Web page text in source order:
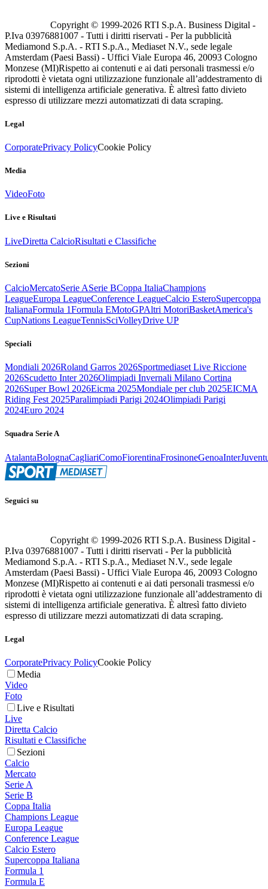
Copyright © 1999-2026 RTI S.p.A. Business Digital -
P.Iva 03976881007 - Tutti i diritti riservati - Per la pubblicità
Mediamond S.p.A. - RTI S.p.A., Mediaset N.V., sede legale
Amsterdam (Paesi Bassi) - Uffici Viale Europa 46, 20093 Cologno
Monzese (MI)Rispetto ai contenuti e ai dati personali trasmessi e/o
riprodotti è vietata ogni utilizzazione funzionale all’addestramento di
sistemi di intelligenza artificiale generativa. È altresì fatto divieto
espresso di utilizzare mezzi automatizzati di data scraping.
Legal
CorporatePrivacy PolicyCookie Policy
Media
VideoFoto
Live e Risultati
LiveDiretta CalcioRisultati e Classifiche
Sezioni
CalcioMercatoSerie ASerie BCoppa ItaliaChampions
LeagueEuropa LeagueConference LeagueCalcio EsteroSupercoppa
ItalianaFormula 1Formula EMotoGPAltri MotoriBasketAmerica's
CupNations LeagueTennisSciVolleyDrive UP
Speciali
Mondiali 2026Roland Garros 2026Sportmediaset Live Riccione
2026Scudetto Inter 2026Olimpiadi Invernali Milano Cortina
2026Super Bowl 2026Eicma 2025Mondiale per club 2025EICMA
Riding Fest 2025Paralimpiadi Parigi 2024Olimpiadi Parigi
2024Euro 2024
Squadra Serie A
AtalantaBolognaCagliariComoFiorentinaFrosinoneGenoaInter
Seguici su
Copyright © 1999-2026 RTI S.p.A. Business Digital -
P.Iva 03976881007 - Tutti i diritti riservati - Per la pubblicità
Mediamond S.p.A. - RTI S.p.A., Mediaset N.V., sede legale
Amsterdam (Paesi Bassi) - Uffici Viale Europa 46, 20093 Cologno
Monzese (MI)Rispetto ai contenuti e ai dati personali trasmessi e/o
riprodotti è vietata ogni utilizzazione funzionale all’addestramento di
sistemi di intelligenza artificiale generativa. È altresì fatto divieto
espresso di utilizzare mezzi automatizzati di data scraping.
Legal
CorporatePrivacy PolicyCookie Policy
Media
Video
Foto
Live e Risultati
Live
Diretta Calcio
Risultati e Classifiche
Sezioni
Calcio
Mercato
Serie A
Serie B
Coppa Italia
Champions League
Europa League
Conference League
Calcio Estero
Supercoppa Italiana
Formula 1
Formula E